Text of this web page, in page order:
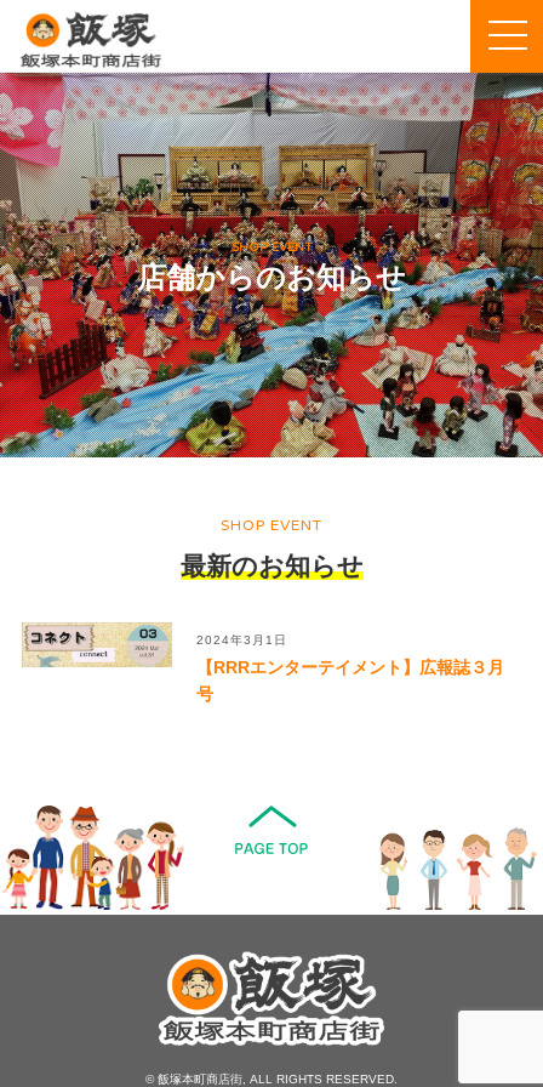
SHOP EVENT
店舗からのお知らせ
SHOP EVENT
最新のお知らせ
2024年3月1日
【RRRエンターテイメント】広報誌３月
号
© 飯塚本町商店街, ALL RIGHTS RESERVED.